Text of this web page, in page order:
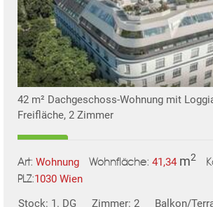
42 m² Dachgeschoss-Wohnung mit
Freifläche, 2 Zimmer
Art: Wohnung Wohnfläche: 41,34 m2
PLZ:1030 Wien
Stock: 1. DG
Zimmer: 2 Balkon/